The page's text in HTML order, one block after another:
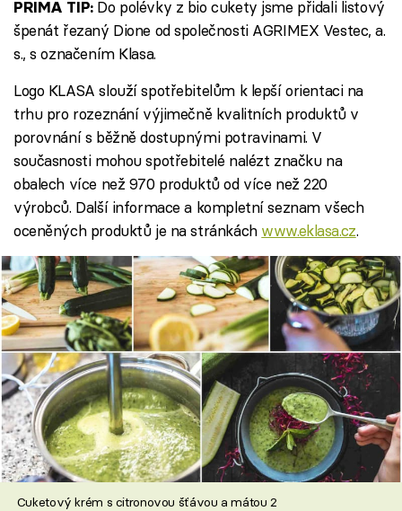
PRIMA TIP:Do polévky z bio cukety jsme přidali listový
špenát řezaný Dione od společnosti AGRIMEX Vestec, a.
s., s označením Klasa.
Logo KLASA slouží spotřebitelům k lepší orientaci na
trhu pro rozeznání výjimečně kvalitních produktů v
porovnání s běžně dostupnými potravinami. V
současnosti mohou spotřebitelé nalézt značku na
obalech více než 970 produktů od více než 220
výrobců. Další informace a kompletní seznam všech
oceněných produktů je na stránkách www.eklasa.cz.
Cuketový krém s citronovou šťávou a mátou 2